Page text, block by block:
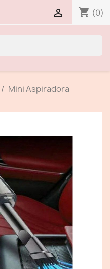
shopping_cart (0)

Mini Aspiradora